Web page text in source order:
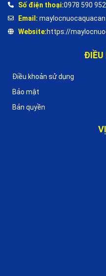
Số điện thoại:0978 590 952
Email:
Website:https://
ĐIỀU
Điều khoản sử dụng
Bảo mật
Bản quyền